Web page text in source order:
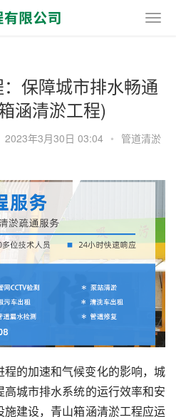
保障城市排水畅通
涵清淤工程)
2023年3月30日 03:04 • 管道清淤
的加速和气候变化的影响，城
城市排水系统的运行效率和安
建设，青山箱涵清淤工程应运